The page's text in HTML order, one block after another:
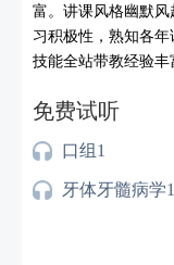
富。讲课风格幽默
习积极性，熟知各
技能全站带教经验丰
免费试听
口组1
牙体牙髓病学1